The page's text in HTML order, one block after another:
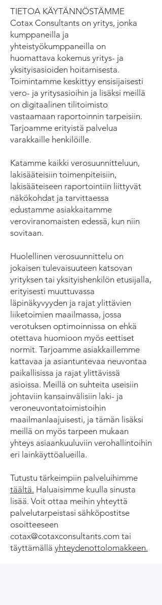
TIETOA KÄYTÄNNÖSTÄMME
Cotax Consultants on yritys, jonka
kumppaneilla ja
yhteistyökumppaneilla on
huomattava kokemus yritys- ja
yksityisasioiden hoitamisesta.
Toimintamme keskittyy ensisijaisesti
vero- ja yritysasioihin ja lisäksi meillä
on digitaalinen tilitoimisto
vastaamaan raportoinnin tarpeisiin.
Tarjoamme erityistä palvelua
varakkaille henkilöille.
Katamme kaikki verosuunnitteluun,
lakisääteisiin toimenpiteisiin,
lakisääteiseen raportointiin liittyvät
näkökohdat ja tarvittaessa
edustamme asiakkaitamme
veroviranomaisten edessä, kun niin
sovitaan.
Huolellinen verosuunnittelu on
jokaisen tulevaisuuteen katsovan
yrityksen tai yksityishenkilön etusijalla,
erityisesti muuttuvassa
läpinäkyvyyden ja rajat ylittävien
liiketoimien maailmassa, jossa
verotuksen optimoinnissa on ehkä
otettava huomioon myös eettiset
normit. Tarjoamme asiakkaillemme
kattavaa ja asiantuntevaa neuvontaa
paikallisissa ja rajat ylittävissä
asioissa. Meillä on suhteita useisiin
johtaviin kansainvälisiin laki- ja
veroneuvontatoimistoihin
maailmanlaajuisesti, ja tämän lisäksi
meillä on myös tarpeen mukaan
yhteys asiaankuuluviin verohallintoihin
eri lainkäyttöalueilla.
Tutustu tärkeimpiin palveluihimme
täältä. Haluaisimme kuulla sinusta
lisää. Voit ottaa meihin yhteyttä
palvelutarpeistasi sähköpostitse
osoitteeseen
cotax@cotaxconsultants.com tai
täyttämällä yhteydenottolomakkeen.